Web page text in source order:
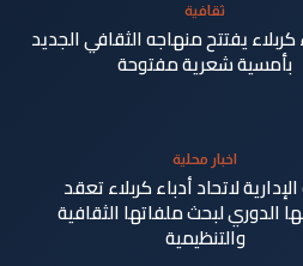
ثقافية
كربلاء يفتتح منهاجه الثقافي الجديد
بأمسية شعرية مفتوحة
اخبار محلية
لاتحاد أدباء كربلاء تعقد
الدوري لبحث ملفاتها الثقافية
والتنظيمية